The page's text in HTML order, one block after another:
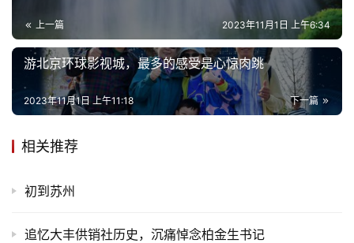
上一篇 2023年11月1日 上午6:34
游北京环球影视城，最多的感受是心惊肉跳
下一篇
2023年11月1日 上午11:18
相关推荐
初到苏州
追忆大丰供销社历史，沉痛悼念柏金生书记